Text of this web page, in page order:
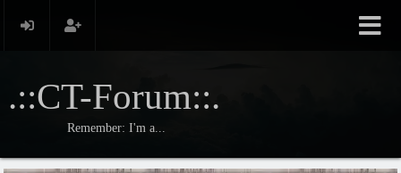
.::CT-Forum::.
Remember: I'm a...